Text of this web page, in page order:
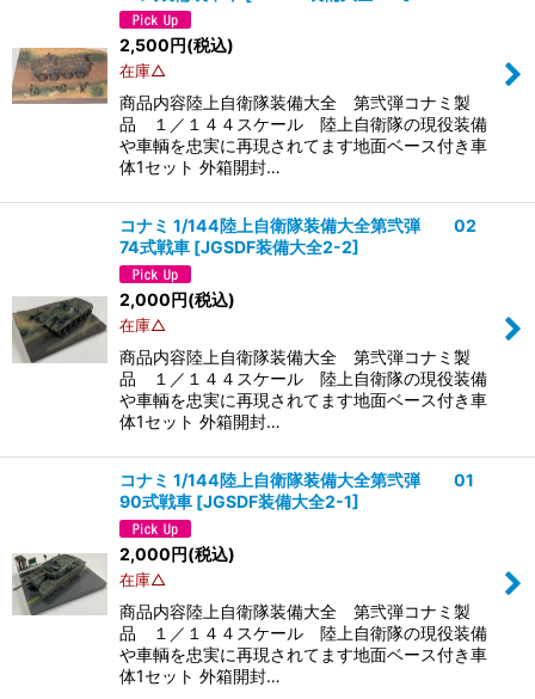
2,500円(税込)
在庫△
商品内容陸上自衛隊装備大全 第弐弾コナミ製
品 １／１４４スケール 陸上自衛隊の現役装備
や車輌を忠実に再現されてます地面ベース付き車
体1セット 外箱開封…
コナミ 1/144陸上自衛隊装備大全第弐弾 02
74式戦車 [JGSDF装備大全2-2]
2,000円(税込)
在庫△
商品内容陸上自衛隊装備大全 第弐弾コナミ製
品 １／１４４スケール 陸上自衛隊の現役装備
や車輌を忠実に再現されてます地面ベース付き車
体1セット 外箱開封…
コナミ 1/144陸上自衛隊装備大全第弐弾 01
90式戦車 [JGSDF装備大全2-1]
2,000円(税込)
在庫△
商品内容陸上自衛隊装備大全 第弐弾コナミ製
品 １／１４４スケール 陸上自衛隊の現役装備
や車輌を忠実に再現されてます地面ベース付き車
体1セット 外箱開封…